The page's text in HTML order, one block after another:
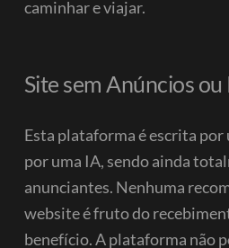
caminhar e viajar.
Site sem Anúncios ou
Esta plataforma é escrita por
por uma IA, sendo ainda
anunciantes. Nenhuma
website é fruto do
benefício.A plataforma não